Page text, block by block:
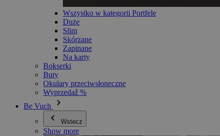
Wszystko w kategorii Portfele
Duże
Slim
Skórzane
Zapinane
Na karty
Bokserki
Buty
Okulary przeciwsłoneczne
Wyprzedaž %
Be Vuch
Wstecz
Show more